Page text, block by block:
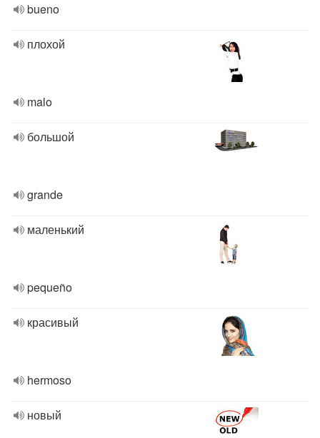
bueno
плохой
malo
большой
grande
маленький
pequeño
красивый
hermoso
новый